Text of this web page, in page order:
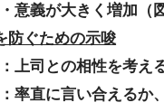
意義が大きく増加（
防ぐための示唆
上司との相性を考え
率直に言い合えるか